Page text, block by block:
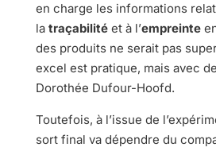
en charge les informations
la traçabilitéet à l’empreinte
des produits ne serait pas
excel est pratique, mais avec
Dorothée Dufour-Hoofd.
Toutefois, à l’issue de
sort final va dépendre du